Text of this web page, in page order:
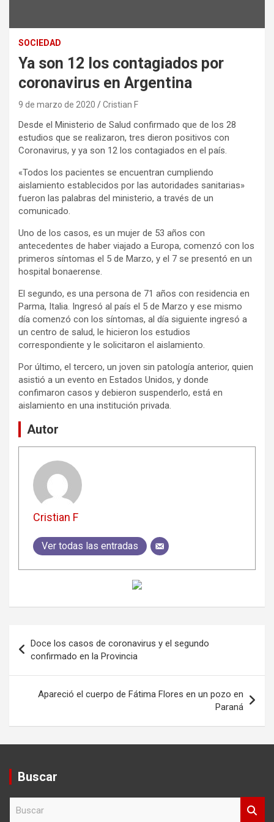
SOCIEDAD
Ya son 12 los contagiados por
coronavirus en Argentina
9 de marzo de 2020 Cristian F
Desde el Ministerio de Salud confirmado que de los 28
estudios que se realizaron, tres dieron positivos con
Coronavirus, y ya son 12 los contagiados en el país.
«Todos los pacientes se encuentran cumpliendo
aislamiento establecidos por las autoridades sanitarias»
fueron las palabras del ministerio, a través de un
comunicado.
Uno de los casos, es un mujer de 53 años con
antecedentes de haber viajado a Europa, comenzó con los
primeros síntomas el 5 de Marzo, y el 7 se presentó en un
hospital bonaerense.
El segundo, es una persona de 71 años con residencia en
Parma, Italia. Ingresó al país el 5 de Marzo y ese mismo
día comenzó con los síntomas, al día siguiente ingresó a
un centro de salud, le hicieron los estudios
correspondiente y le solicitaron el aislamiento.
Por último, el tercero, un joven sin patología anterior, quien
asistió a un evento en Estados Unidos, y donde
confimaron casos y debieron suspenderlo, está en
aislamiento en una institución privada.
Autor
Cristian F
Ver todas las entradas
de
entradas
Doce los casos de coronavirus y el segundo
confirmado en la Provincia
Apareció el cuerpo de Fátima Flores en un pozo en
Paraná
Buscar